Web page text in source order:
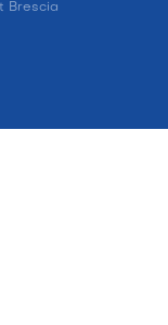
Brescia